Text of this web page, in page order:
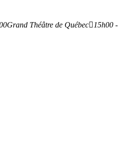
Grand Théâtre de Québec
15h00 -